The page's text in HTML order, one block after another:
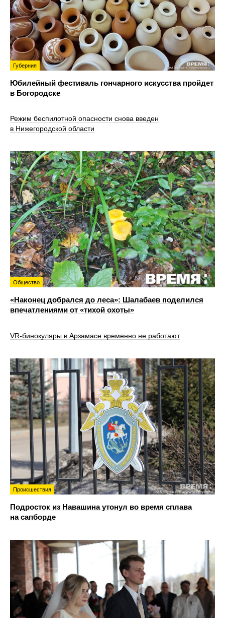
Губерния
Юбилейный фестиваль гончарного искусства пройдет
в Богородске
Режим беспилотной опасности снова введен
в Нижегородской области
Общество
«Наконец добрался до леса»: Шалабаев поделился
впечатлениями от «тихой охоты»
VR‑бинокуляры в Арзамасе временно не работают
Происшествия
Подросток из Навашина утонул во время сплава
на сапборде